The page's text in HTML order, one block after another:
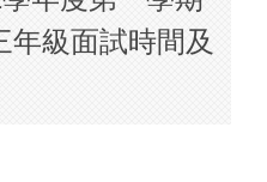
年級面試時間及